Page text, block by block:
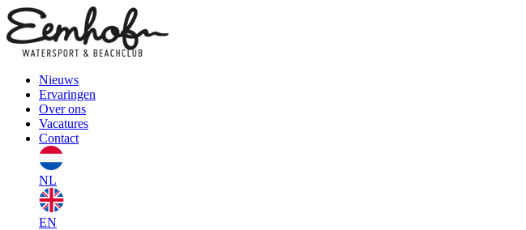
Nieuws
Ervaringen
Over ons
Vacatures
Contact
NL
EN